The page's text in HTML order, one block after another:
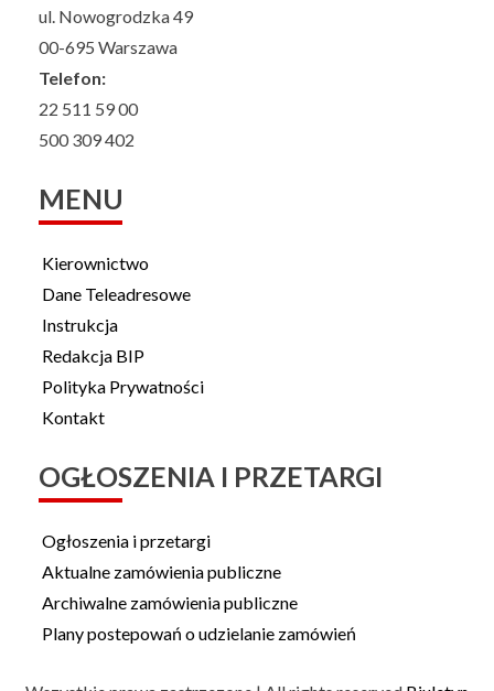
ul. Nowogrodzka 49
00-695 Warszawa
Telefon:
22 511 59 00
500 309 402
MENU
Kierownictwo
Dane Teleadresowe
Instrukcja
Redakcja BIP
Polityka Prywatności
Kontakt
OGŁOSZENIA I PRZETARGI
Ogłoszenia i przetargi
Aktualne zamówienia publiczne
Archiwalne zamówienia publiczne
Plany postepowań o udzielanie zamówień